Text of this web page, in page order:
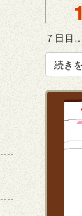
７日目
続き